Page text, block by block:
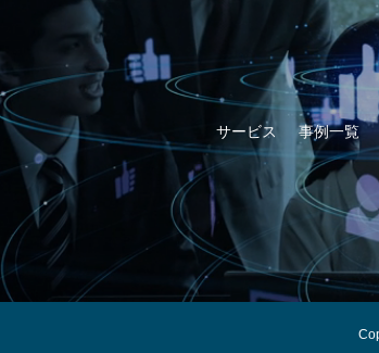
サービス 事例一覧